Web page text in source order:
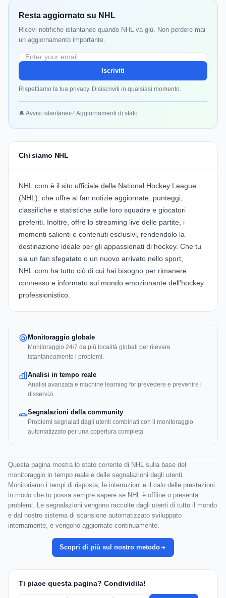
Resta aggiornato su NHL
Ricevi notifiche istantanee quando NHL va giù. Non perdere mai
un aggiornamento importante.
Iscriviti
Rispettiamo la tua privacy. Disiscriviti in qualsiasi momento.
🔔 Avvisi istantanei✅ Aggiornamenti di stato
Chi siamo NHL
NHL.com è il sito ufficiale della National Hockey League
(NHL), che offre ai fan notizie aggiornate, punteggi,
classifiche e statistiche sulle loro squadre e giocatori
preferiti. Inoltre, offre lo streaming live delle partite, i
momenti salienti e contenuti esclusivi, rendendolo la
destinazione ideale per gli appassionati di hockey. Che tu
sia un fan sfegatato o un nuovo arrivato nello sport,
NHL.com ha tutto ciò di cui hai bisogno per rimanere
connesso e informato sul mondo emozionante dell'hockey
professionistico.
Monitoraggio globale
Monitoraggio 24/7 da più località globali per rilevare
istantaneamente i problemi.
Analisi in tempo reale
Analisi avanzata e machine learning for prevedere e prevenire i
disservizi.
Segnalazioni della community
Problemi segnalati dagli utenti combinati con il monitoraggio
automatizzato per una copertura completa.
Questa pagina mostra lo stato corrente di NHL sulla base del
monitoraggio in tempo reale e delle segnalazioni degli utenti.
Monitoriamo i tempi di risposta, le interruzioni e il calo delle prestazioni
in modo che tu possa sempre sapere se NHL è offline o presenta
problemi. Le segnalazioni vengono raccolte dagli utenti di tutto il mondo
e dal nostro sistema di scansione automatizzato sviluppato
internamente, e vengono aggiornate continuamente.
Scopri di più sul nostro metodo
Ti piace questa pagina? Condividila!